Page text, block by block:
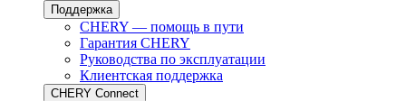
Поддержка
CHERY — помощь в пути
Гарантия CHERY
Руководства по эксплуатации
Клиентская поддержка
CHERY Connect